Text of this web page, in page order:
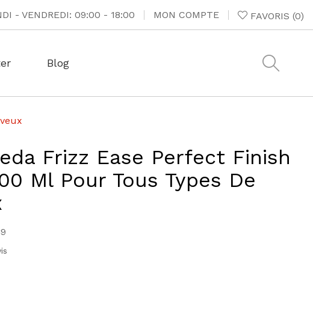
FAVORIS (0)
MON COMPTE
- VENDREDI: 09:00 - 18:00
Blog
Frizz Ease Perfect Finish
Ml Pour Tous Types De